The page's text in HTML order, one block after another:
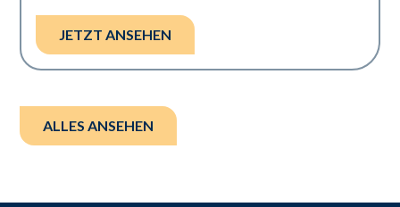
JETZT ANSEHEN
ALLES ANSEHEN